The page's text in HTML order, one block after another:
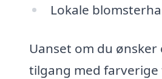
Lokale
Uanset om du
tilgang med